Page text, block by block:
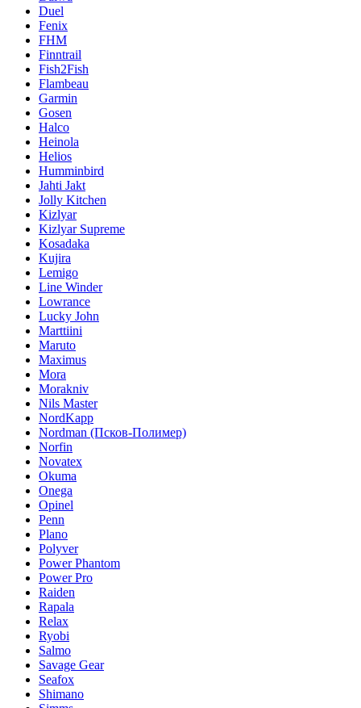
Duel
Fenix
FHM
Finntrail
Fish2Fish
Flambeau
Garmin
Gosen
Halco
Heinola
Helios
Humminbird
Jahti Jakt
Jolly Kitchen
Kizlyar
Kizlyar Supreme
Kosadaka
Kujira
Lemigo
Line Winder
Lowrance
Lucky John
Marttiini
Maruto
Maximus
Mora
Morakniv
Nils Master
NordKapp
Nordman (Псков-Полимер)
Norfin
Novatex
Okuma
Onega
Opinel
Penn
Plano
Polyver
Power Phantom
Power Pro
Raiden
Rapala
Relax
Ryobi
Salmo
Savage Gear
Seafox
Shimano